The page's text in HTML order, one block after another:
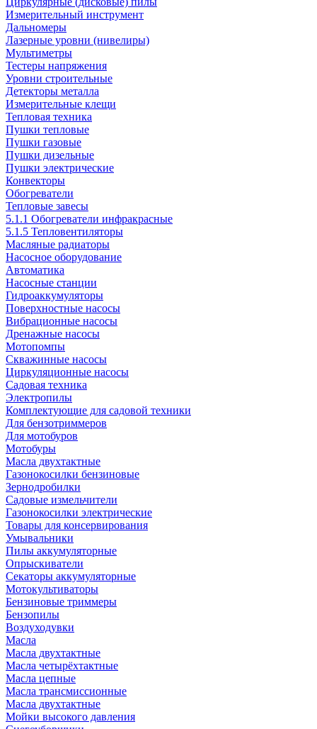
Измерительный инструмент
Дальномеры
Лазерные уровни (нивелиры)
Мультиметры
Тестеры напряжения
Уровни строительные
Детекторы металла
Измерительные клещи
Тепловая техника
Пушки тепловые
Пушки газовые
Пушки дизельные
Пушки электрические
Конвекторы
Обогреватели
Тепловые завесы
5.1.1 Обогреватели инфракрасные
5.1.5 Тепловентиляторы
Масляные радиаторы
Насосное оборудование
Автоматика
Насосные станции
Гидроаккумуляторы
Поверхностные насосы
Вибрационные насосы
Дренажные насосы
Мотопомпы
Скважинные насосы
Циркуляционные насосы
Садовая техника
Электропилы
Комплектующие для садовой техники
Для бензотриммеров
Для мотобуров
Мотобуры
Масла двухтактные
Газонокосилки бензиновые
Зернодробилки
Садовые измельчители
Газонокосилки электрические
Товары для консервирования
Умывальники
Пилы аккумуляторные
Опрыскиватели
Секаторы аккумуляторные
Мотокультиваторы
Бензиновые триммеры
Бензопилы
Воздуходувки
Масла
Масла двухтактные
Масла четырёхтактные
Масла цепные
Масла трансмиссионные
Масла двухтактные
Мойки высокого давления